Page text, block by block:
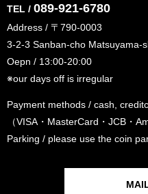
TEL / 089-921-6780
Address / 〒790-0003
3-2-3 Sanban-cho Matsuyama-
Oepn / 13:00-20:00
※our days off is irregular
Payment methods / cash,
（VISA・MasterCard・JCB・
Parking / please use the coin